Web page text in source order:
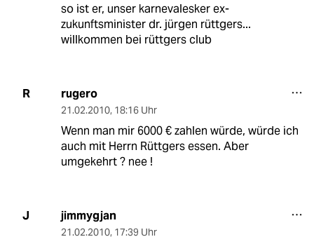
so ist er, unser karnevalesker ex-
zukunftsminister dr. jürgen rüttgers...
willkommen bei rüttgers club
R rugero
21.02.2010, 18:16 Uhr
Wenn man mir 6000 € zahlen würde, würde ich
auch mit Herrn Rüttgers essen. Aber
umgekehrt ? nee !
J jimmygjan
21.02.2010, 17:39 Uhr